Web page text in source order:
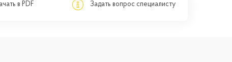
в PDF Задать вопрос специалисту